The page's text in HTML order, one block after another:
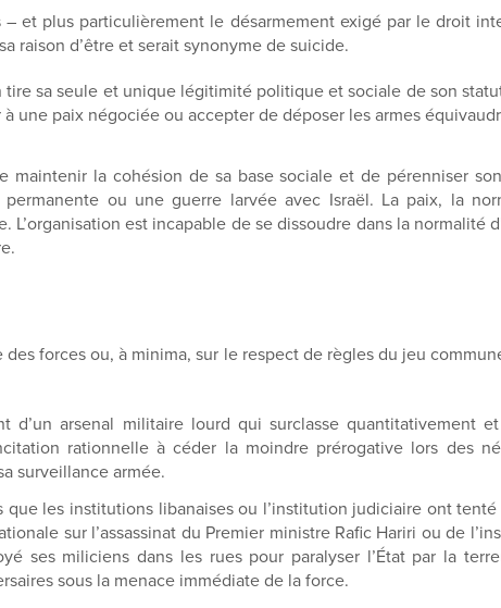
et plus particulièrement le désarmement exigé par le droit
raison d’être et serait synonyme de suicide.
tire sa seule et unique légitimité politique et sociale de son
une paix négociée ou accepter de déposer les armes
maintenir la cohésion de sa base sociale et de pérenniser
ou une guerre larvée avec Israël. La paix, la
est incapable de se dissoudre dans la normalité
forces ou, à minima, sur le respect de règles du jeu
d’un arsenal militaire lourd qui surclasse quantitativement
rationnelle à céder la moindre prérogative lors des
surveillance armée.
que les institutions libanaises ou l’institution judiciaire ont
sur l’assassinat du Premier ministre Rafic Hariri ou de
ses miliciens dans les rues pour paralyser l’État par la
sous la menace immédiate de la force.